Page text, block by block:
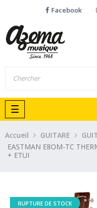
Facebook
Basculer
la
navigation
☰
Accueil GUITARE
EASTMAN E8OM-TC
+ ETUI
RUPTURE DE STOCK